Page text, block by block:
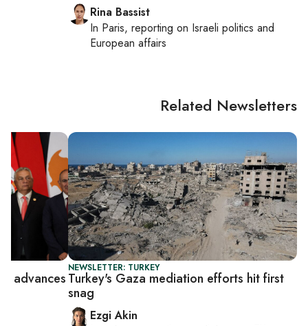
Rina Bassist
In Paris, reporting on Israeli politics and
European affairs
Related Newsletters
NEWSLETTER: TURKEY
Turkey's Gaza mediation efforts hit first
snag
Ezgi Akin
advances